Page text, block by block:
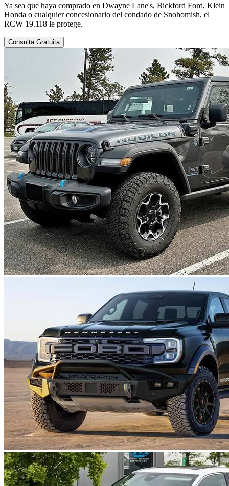
Ya sea que haya comprado en Dwayne Lane's, Bickford Ford, Klein
Honda o cualquier concesionario del condado de Snohomish, el
RCW 19.118 le protege.
Consulta Gratuita